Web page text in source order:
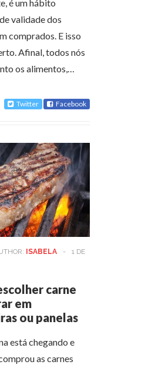
é um hábito
validade dos
comprados. E isso
Afinal, todos nós
os alimentos,…
Twitter Facebook
ISABELA -
1 DE
carne
em
ou panelas
está chegando e
as carnes